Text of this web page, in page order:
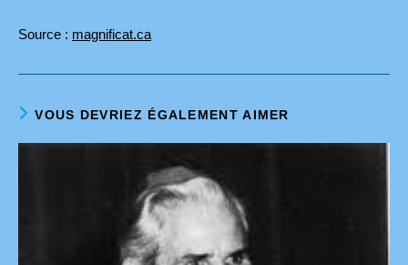
Source : magnificat.ca
VOUS DEVRIEZ ÉGALEMENT AIMER